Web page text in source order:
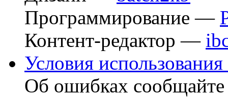
Программирование —
Контент-редактор —
Условия использования
Об ошибках